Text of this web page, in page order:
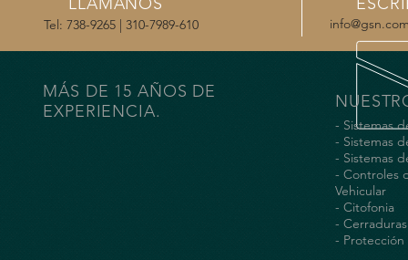
Tel: 738-9265 | 310-7989-610
MÁS DE 15 AÑOS DE
EXPERIENCIA.
- Sistemas
- Sistemas
- Sistemas
- Controles
Vehicular
- Citofonia
-
- Protección